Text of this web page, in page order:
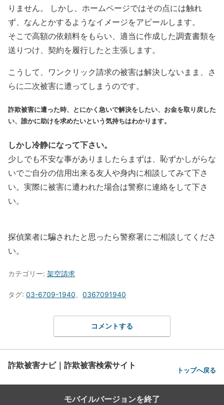
りません。 しかし、ホームページではその点には触れ
ず、なんとかするようなイメージをアピールします。
そこで高額の依頼料をもらい、適当に作成した調査書類を
送りつけ、契約を履行したと主張します。
こうして、ワンクリック請求の被害は解決しないまま、さ
らに二次被害に遭ってしまうのです。
詐欺被害に遭った時、とにかく急いで解決をしたい、お金を取り戻した
い、誰かに助けを求めたいという気持ちはわかります。
しかし冷静になって下さい。
少しでも不安な事がありましたらまずは、恥ずかしがらな
いでご自分の信用出来る友人や身内に相談してみて下さ
い。実際に被害に遭われた場合は警察に連絡をして下さ
い。
探偵業者に騙されたと思ったら警察署にご相談してくださ
い。
カテゴリー: 架空請求
タグ: 03-6709-1940、 0367091940
コメントする
詐欺被害ナビ｜詐欺被害検索サイト トップへ戻る
モバイルバージョンを終了